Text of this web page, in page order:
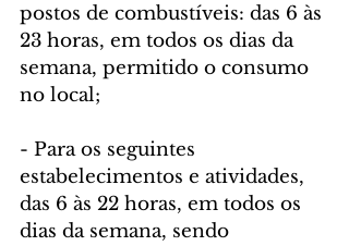
postos de combustíveis: das 6 às
23 horas, em todos os dias da
semana, permitido o consumo
no local;
- Para os seguintes
estabelecimentos e atividades,
das 6 às 22 horas, em todos os
dias da semana, sendo